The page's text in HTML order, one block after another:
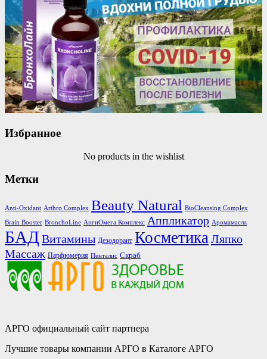
Избранное
No products in the wishlist
Метки
Anti-Oxidant Arthro Complex Beauty Natural BioCleansing Complex
Brain Booster BronchoLine АнгиОмега Комплекс Аппликатор Аромамасла
БАД Витамины Дезодорант Косметика Ляпко
Массаж Парфюмерия Пенталис Скраб
АРГО официальный сайт партнера
Лучшие товары компании АРГО в Каталоге АРГО